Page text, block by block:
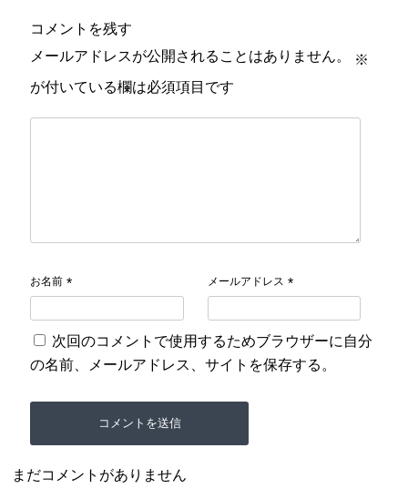
コメントを残す
メールアドレスが公開されることはありません。
※
が付いている欄は必須項目です
お名前 * メールアドレス *
次回のコメントで使用するためブラウザーに自分
の名前、メールアドレス、サイトを保存する。
まだコメントがありません